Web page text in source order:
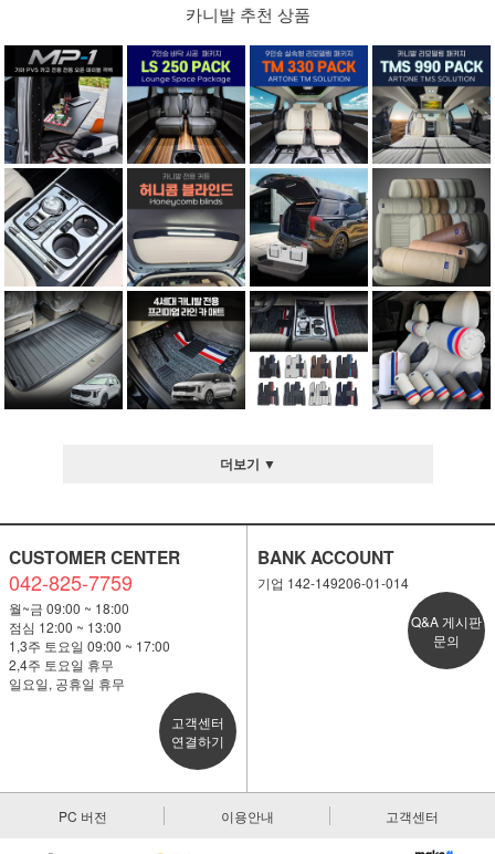
카니발 추천 상품
더보기 ▼
CUSTOMER CENTER
042-825-7759
월~금 09:00 ~ 18:00
점심 12:00 ~ 13:00
1,3주 토요일 09:00 ~ 17:00
2,4주 토요일 휴무
일요일, 공휴일 휴무
고객센터
연결하기
BANK ACCOUNT
기업 142-149206-01-014
Q&A 게시판
문의
PC 버전 이용안내 고객센터